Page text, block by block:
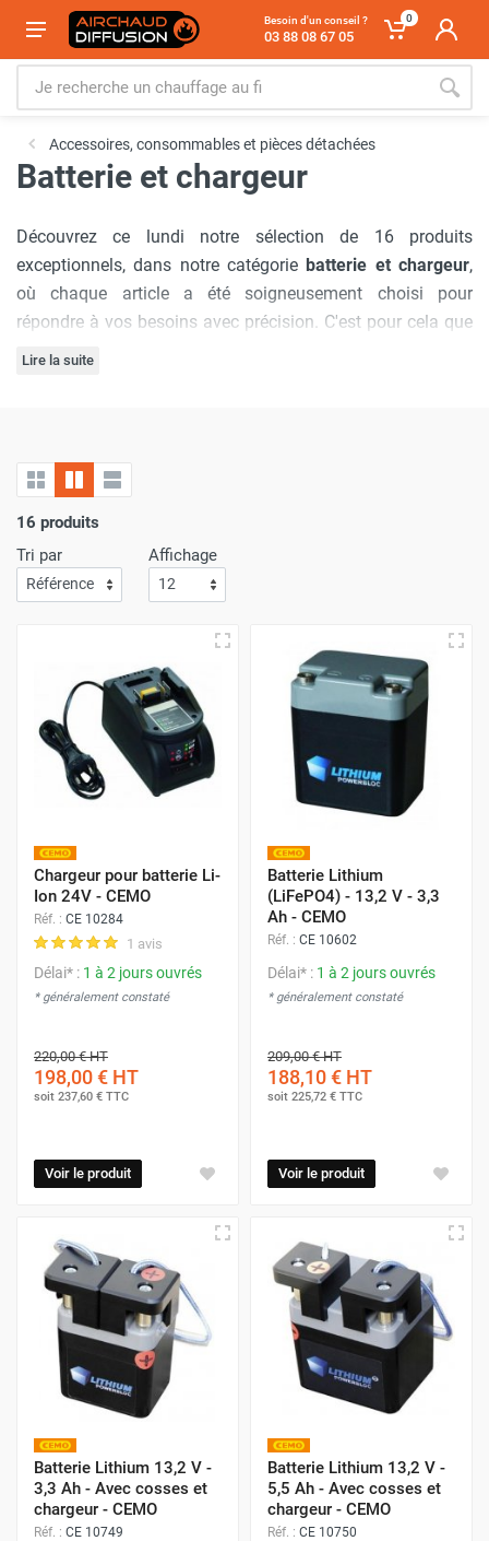
Besoin d'un conseil ?
03 88 08 67 05
0
Accessoires, consommables et pièces détachées
Batterie et chargeur
Découvrez ce lundi notre sélection de 16 produits
exceptionnels, dans notre catégorie batterie et chargeur,
où chaque article a été soigneusement choisi pour
répondre à vos besoins avec précision. C'est pour cela que
nous avons sélectionné les marques :
inégalées à chaque visite. De plus, nous comprenons
l'importance
pourquoi nous nous assurons que votre commande arrive
à votre porte avecla plus grande efficacité
Faites vos achats sur Airchaud Diffusion pour une
expérience où l'excellence et la vitesse de livraison s'allient
à l'avantage de prix compétitifs.
Lire la suite
16 produits
Tri par
Affichage
Chargeur pour batterie Li-
Ion 24V - CEMO
Réf. : CE 10284
1 avis
Délai* : 1 à 2 jours ouvrés
* généralement constaté
220,00 €HT
198,00 € HT
soit 237,60 € TTC
Voir le produit
Batterie Lithium
(LiFePO4) - 13,2 V - 3,3
Ah - CEMO
Réf. : CE 10602
Délai* : 1 à 2 jours ouvrés
* généralement constaté
209,00 €HT
188,10 € HT
soit 225,72 € TTC
Voir le produit
Batterie Lithium 13,2 V -
3,3 Ah - Avec cosses et
chargeur - CEMO
Réf. : CE 10749
Batterie Lithium 13,2 V -
5,5 Ah - Avec cosses et
chargeur - CEMO
Réf. : CE 10750